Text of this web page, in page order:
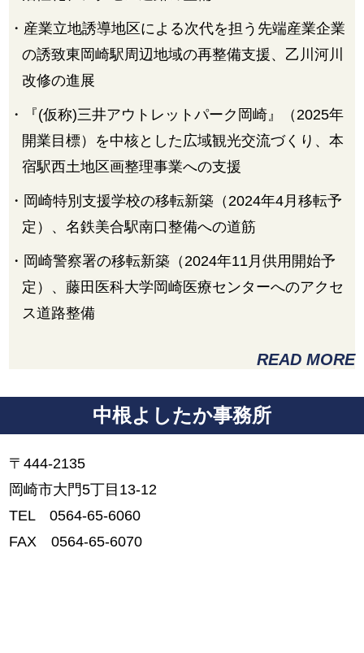
・産業立地誘導地区による次代を担う先端産業企業
の誘致東岡崎駅周辺地域の再整備支援、乙川河川
改修の進展
・『(仮称)三井アウトレットパーク岡崎』（2025年
開業目標）を中核とした広域観光交流づくり、本
宿駅西土地区画整理事業への支援
・岡崎特別支援学校の移転新築（2024年4月移転予
定）、名鉄美合駅南口整備への道筋
・岡崎警察署の移転新築（2024年11月供用開始予
定）、藤田医科大学岡崎医療センターへのアクセ
ス道路整備
READ MORE
中根よしたか事務所
〒444-2135
岡崎市大門5丁目13-12
TEL 0564-65-6060
FAX 0564-65-6070